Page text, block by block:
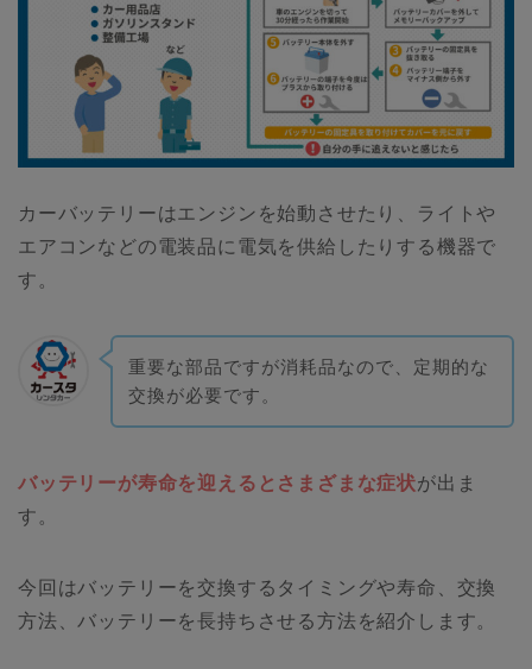
カーバッテリーはエンジンを始動させたり、ライトや
エアコンなどの電装品に電気を供給したりする機器で
す。
重要な部品ですが消耗品なので、定期的な
交換が必要です。
バッテリーが寿命を迎えるとさまざまな症状が出ま
す。
今回はバッテリーを交換するタイミングや寿命、交換
方法、バッテリーを長持ちさせる方法を紹介します。